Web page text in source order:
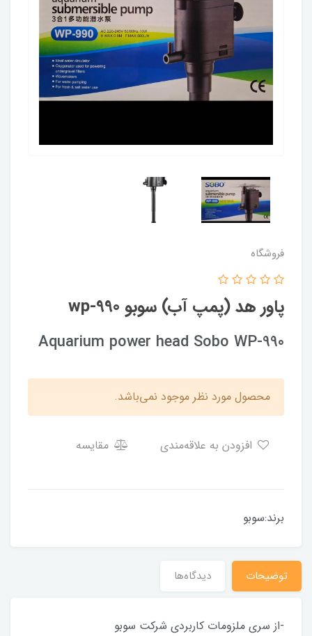
فروشگاه
پاور هد (پمپ آب) سوبو wp-990
Aquarium power head Sobo WP-990
محصول مورد نظر موجود نمی‌باشد.
مقایسه
برند:سوبو
توضیحات دیدگاه‌ها
-از سری ملزومات کاربردی شرکت سوبو